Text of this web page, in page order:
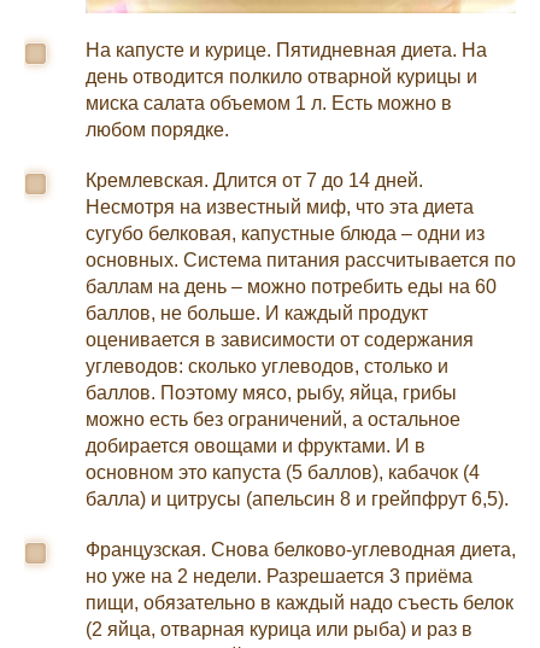
На капусте и курице. Пятидневная диета. На
день отводится полкило отварной курицы и
миска салата объемом 1 л. Есть можно в
любом порядке.
Кремлевская. Длится от 7 до 14 дней.
Несмотря на известный миф, что эта диета
сугубо белковая, капустные блюда – одни из
основных. Система питания рассчитывается по
баллам на день – можно потребить еды на 60
баллов, не больше. И каждый продукт
оценивается в зависимости от содержания
углеводов: сколько углеводов, столько и
баллов. Поэтому мясо, рыбу, яйца, грибы
можно есть без ограничений, а остальное
добирается овощами и фруктами. И в
основном это капуста (5 баллов), кабачок (4
балла) и цитрусы (апельсин 8 и грейпфрут 6,5).
Французская. Снова белково-углеводная диета,
но уже на 2 недели. Разрешается 3 приёма
пищи, обязательно в каждый надо съесть белок
(2 яйца, отварная курица или рыба) и раз в